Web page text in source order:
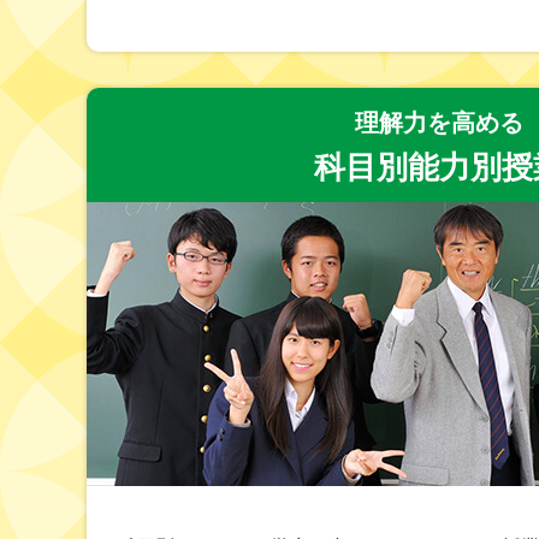
理解力を高める
科目別能力別